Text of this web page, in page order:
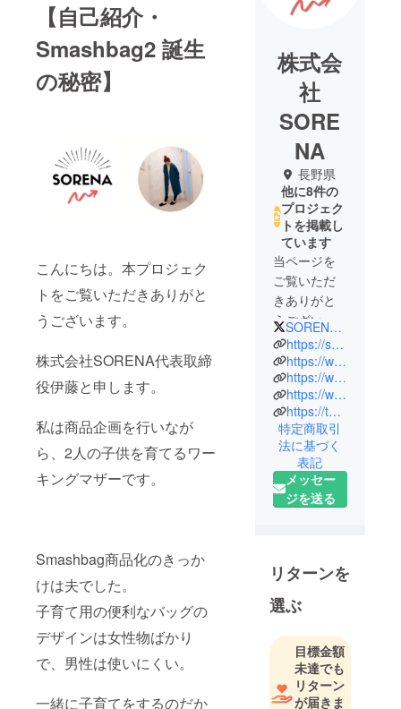
【自己紹介・
Smashbag2 誕生
の秘密】
こんにちは。本プロジェク
トをご覧いただきありがと
うございます。
株式会社SORENA代表取締
役伊藤と申します。
私は商品企画を行いなが
ら、2人の子供を育てるワー
キングマザーです。
Smashbag商品化のきっか
けは夫でした。
子育て用の便利なバッグの
デザインは女性物ばかり
で、男性は使いにくい。
一緒に子育てをするのだか
株式会
社
SORE
NA
長野県
他に8件の
プロジェク
トを掲載し
ています
当ページを
ご覧いただ
きありがと
うございま
す！
「カッコい
いけど使い
づらい」
「便利だけ
ど見た目が
イマイチ」
このような
悩みを解消
弊社の役割
と感じてお
ります。
SORENA(ソ
レナ)は、お
客様の新た
なステップ
SORENA36711018
https://sorena39.com
https://www.facebook.com/SORENAofficial-111828047404707/
https://www.facebook.com/Indigotiger39/
https://www.instagram.com/Indigo__tiger
https://twitter.com/SORENA36711018
特定商取引
法に基づく
表記
メッセー
ジを送る
リターンを
選ぶ
目標金額
未達でも
リターン
が届きま